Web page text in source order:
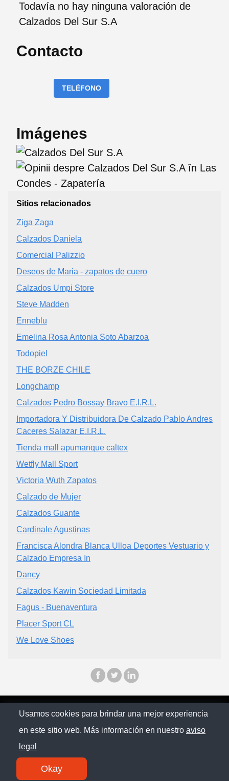
Todavía no hay ninguna valoración de
Calzados Del Sur S.A
Contacto
TELÉFONO
Imágenes
Sitios relacionados
Ziga Zaga
Calzados Daniela
Comercial Palizzio
Deseos de Maria - zapatos de cuero
Calzados Umpi Store
Steve Madden
Enneblu
Emelina Rosa Antonia Soto Abarzoa
Todopiel
THE BORZE CHILE
Longchamp
Calzados Pedro Bossay Bravo E.I.R.L.
Importadora Y Distribuidora De Calzado Pablo Andres
Caceres Salazar E.I.R.L.
Tienda mall apumanque caltex
Wetfly Mall Sport
Victoria Wuth Zapatos
Calzado de Mujer
Calzados Guante
Cardinale Agustinas
Francisca Alondra Blanca Ulloa Deportes Vestuario y
Calzado Empresa In
Dancy
Calzados Kawin Sociedad Limitada
Fagus - Buenaventura
Placer Sport CL
We Love Shoes
© Chilopina 2026
Política de privacidad
Usamos cookies para brindar una mejor experiencia
en este sitio web. Más información en nuestro aviso
legal
Okay